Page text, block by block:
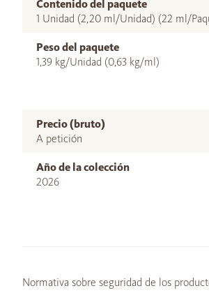
Contenido del paquete
1 Unidad (2,20 ml/Unidad) (22 ml/
Peso del paquete
1,39 kg/Unidad (0,63 kg/ml)
Precio (bruto)
A petición
Año de la colección
2026
Normativa sobre seguridad de los